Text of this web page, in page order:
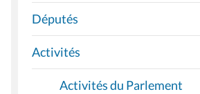
A
T
I
O
Députés
Activités
Activités du Parlement